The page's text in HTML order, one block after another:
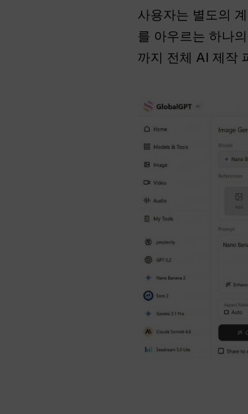
사용자는 별도의
를 아우르는 하나
까지 전체 AI 제작